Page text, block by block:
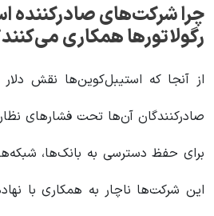
چرا شرکت‌های صادرکننده
رگولاتورها همکاری
از آنجا که استیبل‌کوین‌ها نقش دلار
صادرکنندگان آن‌ها تحت فشارهای
برای حفظ دسترسی به بانک‌ها،
این شرکت‌ها ناچار به همکاری با